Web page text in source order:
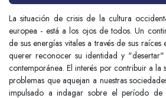
La situación de crisis de la cultura
europea - está a los ojos de todos. Un
de sus energías vitales a través de sus
querer reconocer su identidad y
contemporánea. El interés por contribuir a
problemas que aquejan a nuestras
impulsado a indagar sobre el período de